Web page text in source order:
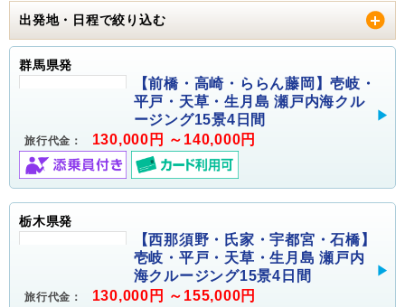
出発地・日程で絞り込む
群馬県発
【前橋・高崎・ららん藤岡】壱岐・
平戸・天草・生月島 瀬戸内海クル
ージング15景4日間
旅行代金： 130,000円 ～140,000円
栃木県発
【西那須野・氏家・宇都宮・石橋】
壱岐・平戸・天草・生月島 瀬戸内
海クルージング15景4日間
旅行代金： 130,000円 ～155,000円